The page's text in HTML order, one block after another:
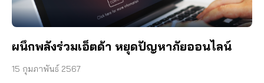
ผนึกพลังร่วมเอ็ตด้า หยุดปัญหาภัยออนไลน์
15 กุมภาพันธ์ 2567